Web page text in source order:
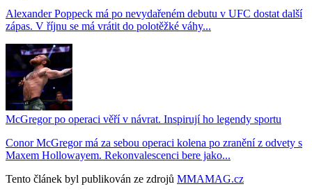
Alexander Poppeck má po nevydařeném debutu v UFC dostat další
zápas. V říjnu se má vrátit do polotěžké váhy...
McGregor po operaci věří v návrat. Inspirují ho legendy sportu
Conor McGregor má za sebou operaci kolena po zranění z odvety s
Maxem Hollowayem. Rekonvalescenci bere jako...
Tento článek byl publikován ze zdrojů MMAMAG.cz